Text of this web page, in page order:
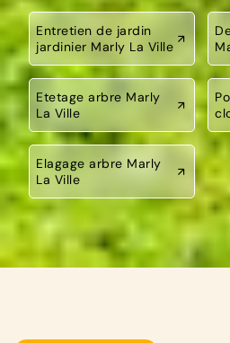
Entretien de jardin
jardinier Marly La Ville
Etetage arbre Marly
La Ville
Elagage arbre Marly
La Ville